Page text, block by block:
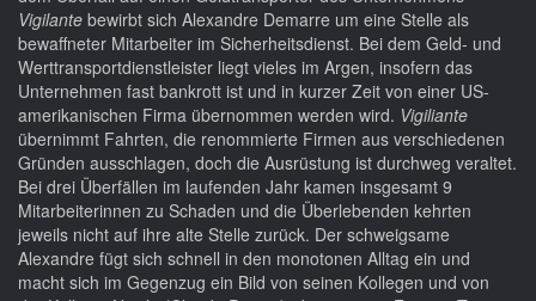
Vigilante bewirbt sich Alexandre Demarre um eine Stelle als
bewaffneter Mitarbeiter im Sicherheitsdienst. Bei dem Geld- und
Werttransportdienstleister liegt vieles im Argen, insofern das
Unternehmen fast bankrott ist und in kurzer Zeit von einer US-
amerikanischen Firma übernommen werden wird. Vigiliante
übernimmt Fahrten, die renommierte Firmen aus verschiedenen
Gründen ausschlagen, doch die Ausrüstung ist durchweg veraltet.
Bei drei Überfällen im laufenden Jahr kamen insgesamt 9
Mitarbeiterinnen zu Schaden und die Überlebenden kehrten
jeweils nicht auf ihre alte Stelle zurück. Der schweigsame
Alexandre fügt sich schnell in den monotonen Alltag ein und
macht sich im Gegenzug ein Bild von seinen Kollegen und von